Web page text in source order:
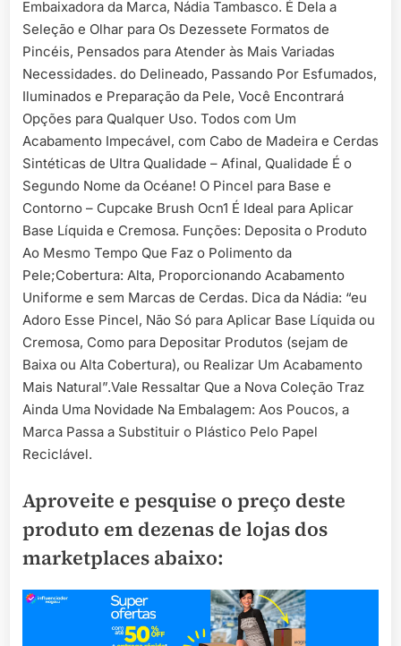
Embaixadora da Marca, Nádia Tambasco. É Dela a
Seleção e Olhar para Os Dezessete Formatos de
Pincéis, Pensados para Atender às Mais Variadas
Necessidades. do Delineado, Passando Por Esfumados,
Iluminados e Preparação da Pele, Você Encontrará
Opções para Qualquer Uso. Todos com Um
Acabamento Impecável, com Cabo de Madeira e Cerdas
Sintéticas de Ultra Qualidade – Afinal, Qualidade É o
Segundo Nome da Océane! O Pincel para Base e
Contorno – Cupcake Brush Ocn1 É Ideal para Aplicar
Base Líquida e Cremosa. Funções: Deposita o Produto
Ao Mesmo Tempo Que Faz o Polimento da
Pele;Cobertura: Alta, Proporcionando Acabamento
Uniforme e sem Marcas de Cerdas. Dica da Nádia: “eu
Adoro Esse Pincel, Não Só para Aplicar Base Líquida ou
Cremosa, Como para Depositar Produtos (sejam de
Baixa ou Alta Cobertura), ou Realizar Um Acabamento
Mais Natural”.Vale Ressaltar Que a Nova Coleção Traz
Ainda Uma Novidade Na Embalagem: Aos Poucos, a
Marca Passa a Substituir o Plástico Pelo Papel
Reciclável.
Aproveite e pesquise o preço deste
produto em dezenas de lojas dos
marketplaces abaixo: